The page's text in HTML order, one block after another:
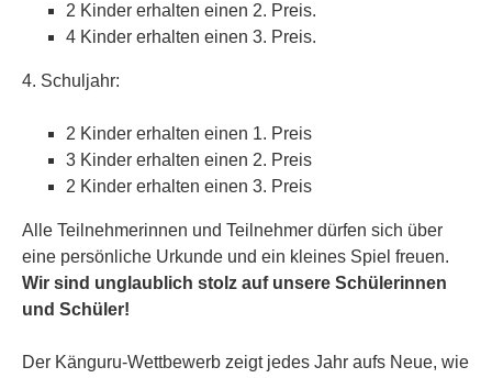
2 Kinder erhalten einen 2. Preis.
4 Kinder erhalten einen 3. Preis.
4. Schuljahr:
2 Kinder erhalten einen 1. Preis
3 Kinder erhalten einen 2. Preis
2 Kinder erhalten einen 3. Preis
Alle Teilnehmerinnen und Teilnehmer dürfen sich über
eine persönliche Urkunde und ein kleines Spiel freuen.
Wir sind unglaublich stolz auf unsere Schülerinnen
und Schüler!
Der Känguru-Wettbewerb zeigt jedes Jahr aufs Neue, wie